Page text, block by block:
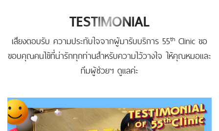
TESTIMONIAL
เสียงตอบรับ ความประทับใจจากผู้มารับบริการ 55th Clinic ขอ
ขอบคุณคนไข้ที่น่ารักทุกท่านสำหรับความไว้วางใจ ให้คุณหมอและ
ทีมผู้ช่วยฯ ดูแลค่ะ